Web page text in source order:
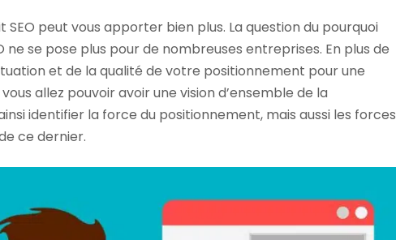
SEO peut vous apporter bien plus. La question du pourquoi
ne se pose plus pour de nombreuses entreprises. En plus de
et de la qualité de votre positionnement pour une
allez pouvoir avoir une vision d’ensemble de la
identifier la force du positionnement, mais aussi les forces
ce dernier.